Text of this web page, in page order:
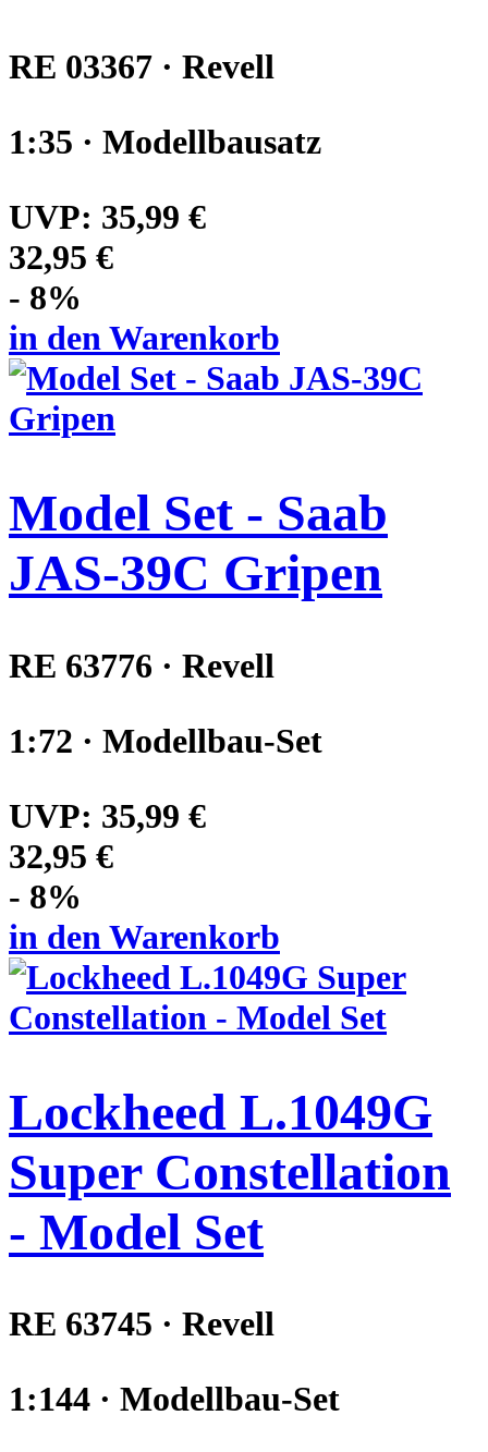
RE 03367 · Revell
1:35 · Modellbausatz
UVP: 35,99 €
32,95 €
- 8%
in den Warenkorb
Model Set - Saab
JAS-39C Gripen
RE 63776 · Revell
1:72 · Modellbau-Set
UVP: 35,99 €
32,95 €
- 8%
in den Warenkorb
Lockheed L.1049G
Super Constellation
- Model Set
RE 63745 · Revell
1:144 · Modellbau-Set